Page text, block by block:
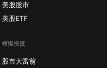
美股股市
美股ETF
模擬投資
股市大富翁